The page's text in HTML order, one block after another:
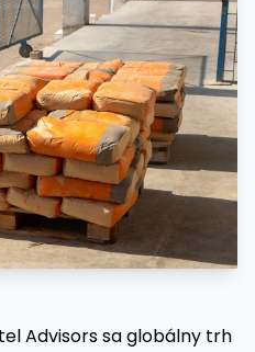
Advisors sa globálny trh